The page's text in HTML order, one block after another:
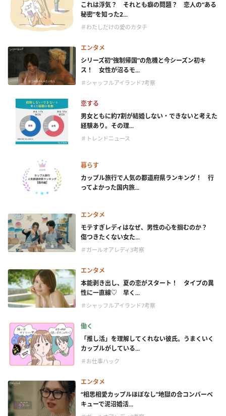
これは浮気？ それとも癖の問題？ 恋人の“ある
秘密”を知った2...
＃わたしだけの愛のカタチ
エンタメ
シリーズ初“強制帰国”の危機と今シーズン初キ
ス！ 女性が沼るモ...
＃シャッフルアイランド7考察
恋する
男女ともに約7割が結婚しない・できないと考えた
経験あり。その理...
＃トレンドニュース
暮らす
カップル旅行で人気の都道府県ランキング！ 行
ってよかった国内旅...
エンタメ
モテすぎレディはなぜ、男性の心を掴むのか？
傷つきたくない女た...
＃ガールオアレディ3考察
エンタメ
本能剥き出し、夏の恋がスタート！ タイプの異
性に一直線♡ 早く...
＃シャッフルアイランド7考察
働く
「推し活」を理解してくれない彼氏。うまくいく
カップルがしている...
＃お仕事ハック
エンタメ
“相思相愛カップルほぼなし”地獄の合コンバーベ
キューで泥沼婚活...